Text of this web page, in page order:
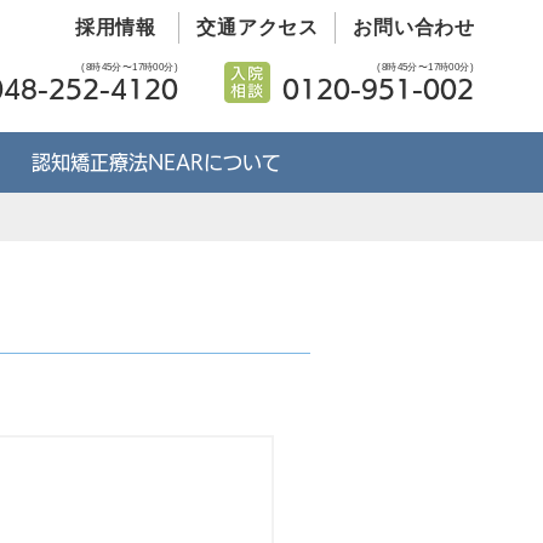
採用情報 交通アクセス お問い合わせ
(8時45分〜17時00分)
252-4120
(8時45分〜17時00分)
0120-951-002
認知矯正療法NEARについて